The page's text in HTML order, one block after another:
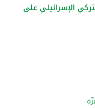
الإسرائيلي على